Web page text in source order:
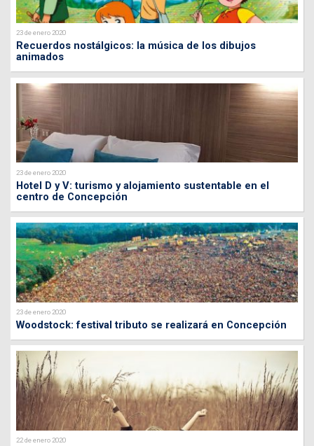
23 de enero 2020
Recuerdos nostálgicos: la música de los dibujos
animados
23 de enero 2020
Hotel D y V: turismo y alojamiento sustentable en el
centro de Concepción
23 de enero 2020
Woodstock: festival tributo se realizará en Concepción
22 de enero 2020